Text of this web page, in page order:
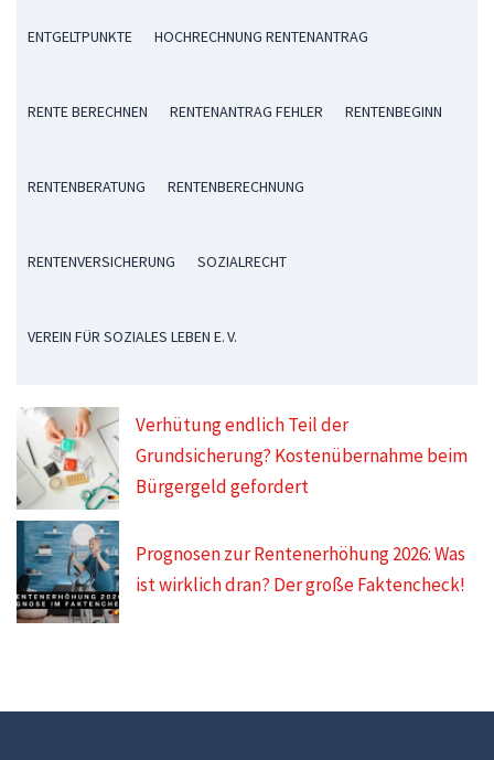
ENTGELTPUNKTE HOCHRECHNUNG RENTENANTRAG
RENTE BERECHNEN RENTENANTRAG FEHLER RENTENBEGINN
RENTENBERATUNG RENTENBERECHNUNG
RENTENVERSICHERUNG SOZIALRECHT
VEREIN FÜR SOZIALES LEBEN E. V.
Verhütung endlich Teil der
Grundsicherung? Kostenübernahme beim
Bürgergeld gefordert
Prognosen zur Rentenerhöhung 2026: Was
ist wirklich dran? Der große Faktencheck!